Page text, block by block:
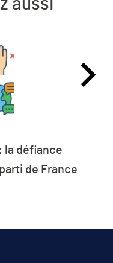
aussi
la défiance
de France